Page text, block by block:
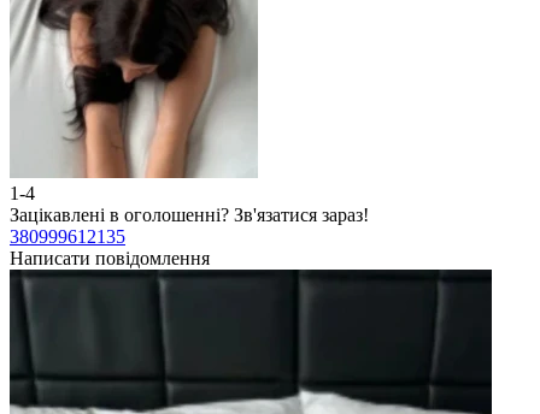
1-4
Зацікавлені в оголошенні? Зв'язатися зараз!
380999612135
Написати повідомлення